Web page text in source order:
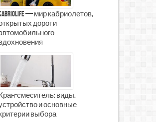
— мир кабриолетов,
дорог и
смеситель: виды,
и основные
выбора